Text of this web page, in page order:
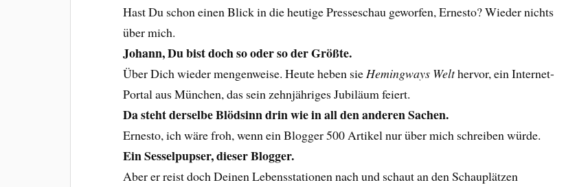
Hast Du schon einen Blick in die heutige Presseschau geworfen, Ernesto? Wieder nichts
über mich.
Johann, Du bist doch so oder so der Größte.
Über Dich wieder mengenweise. Heute heben sieHemingways Welthervor, ein Internet-
Portal aus München, das sein zehnjähriges Jubiläum feiert.
Da steht derselbe Blödsinn drin wie in all den anderen Sachen.
Ernesto, ich wäre froh, wenn ein Blogger 500 Artikel nur über mich schreiben würde.
Ein Sesselpupser, dieser Blogger.
Aber er reist doch Deinen Lebensstationen nach und schaut an den Schauplätzen